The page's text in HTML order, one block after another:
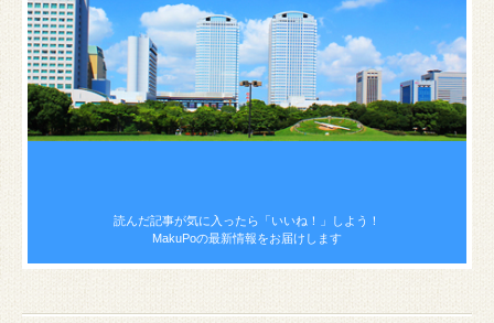
読んだ記事が気に入ったら 「いいね！」しよう！
MakuPoの最新情報をお届けします